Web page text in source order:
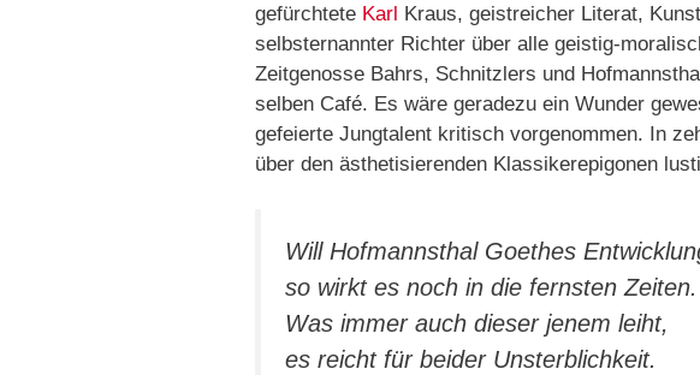
gefürchtete Karl Kraus, geistreicher Literat,
selbsternannter Richter über alle geistig-
Zeitgenosse Bahrs, Schnitzlers und
selben Café. Es wäre geradezu ein Wunder
gefeierte Jungtalent kritisch vorgenommen. In
über den ästhetisierenden Klassikerepigonen
Will Hofmannsthal Goethes
so wirkt es noch in die fernsten Zeiten.
Was immer auch dieser jenem leiht,
es reicht für beider Unsterblichkeit.